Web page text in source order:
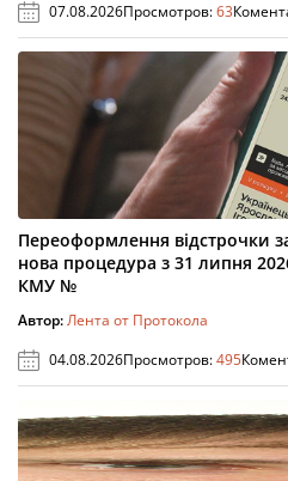
07.08.2026Просмотров:63
Переоформлення відстрочки
нова процедура з 31 липня
КМУ №
Автор:Лента от Протокола
04.08.2026Просмотров:495